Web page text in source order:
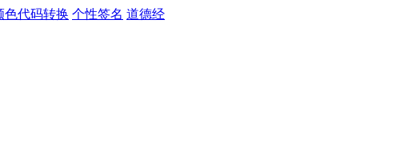
色代码转换 个性签名 道德经